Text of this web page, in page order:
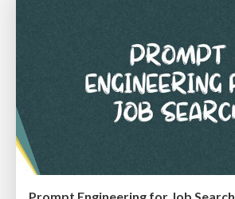
Prompt Engineering for Job Search